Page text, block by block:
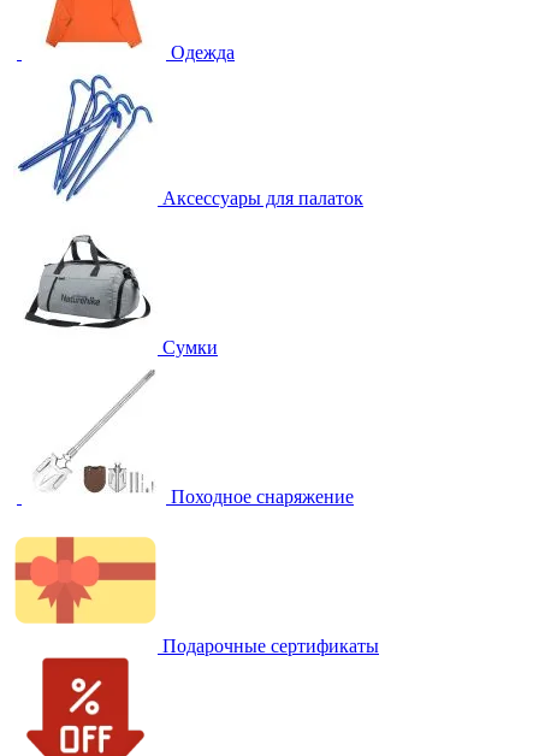
Одежда
Аксессуары для палаток
Сумки
Походное снаряжение
Подарочные сертификаты